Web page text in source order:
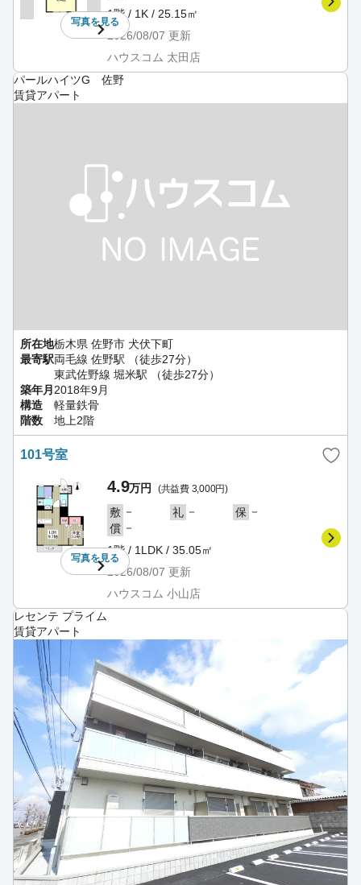
写真を見る
1階 / 1K / 25.15㎡
2026/08/07 更新
ハウスコム 太田店
パールハイツG 佐野
賃貸アパート
所在地栃木県 佐野市 犬伏下町
最寄駅両毛線 佐野駅 （徒歩27分）
東武佐野線 堀米駅 （徒歩27分）
築年月 2018年9月
構造
軽量鉄骨
階数
地上2階
101号室
写真を見る
4.9万円 (共益費 3,000円)
敷 － 礼 － 保 －
償 －
1階 / 1LDK / 35.05㎡
2026/08/07 更新
ハウスコム 小山店
レセンテ プライム
賃貸アパート